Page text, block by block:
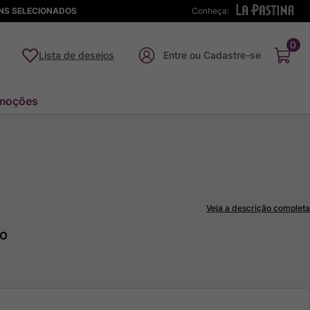
Conheça:
SELECIONADOS
Lista de desejos
0
Veja a descrição completa